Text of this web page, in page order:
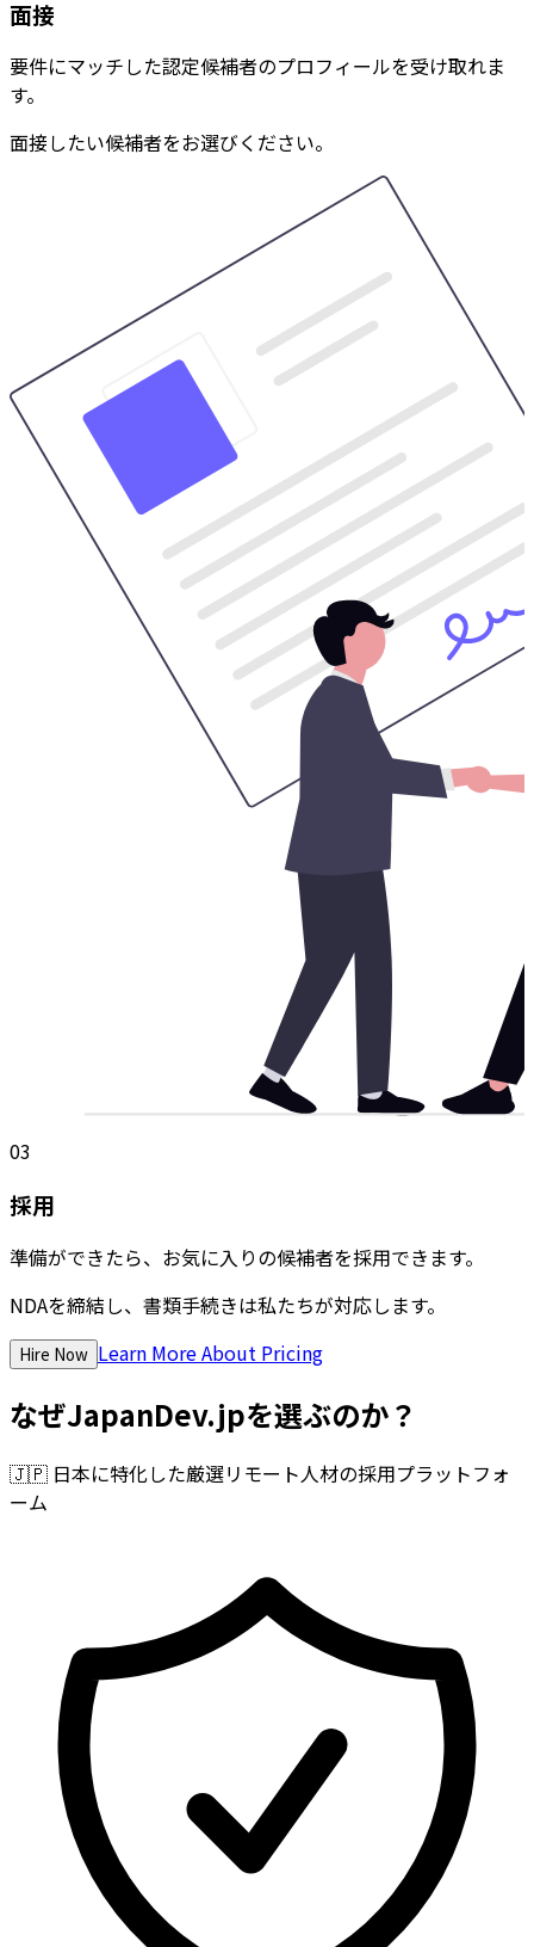
面接
要件にマッチした認定候補者のプロフィールを受け取れま
す。
面接したい候補者をお選びください。
03
採用
準備ができたら、お気に入りの候補者を採用できます。
NDAを締結し、書類手続きは私たちが対応します。
Hire Now Learn More About Pricing
なぜJapanDev.jpを選ぶのか？
🇯🇵 日本に特化した厳選リモート人材の採用プラットフォ
ーム